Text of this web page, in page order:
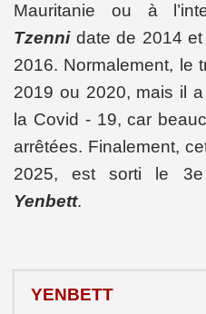
Mauritanie ou à
Tzennidate de 2014 et
2016. Normalement, le
2019 ou 2020, mais il
la Covid - 19, car
arrêtées. Finalement,
2025, est sorti le 3e
Yenbett.
YENBETT